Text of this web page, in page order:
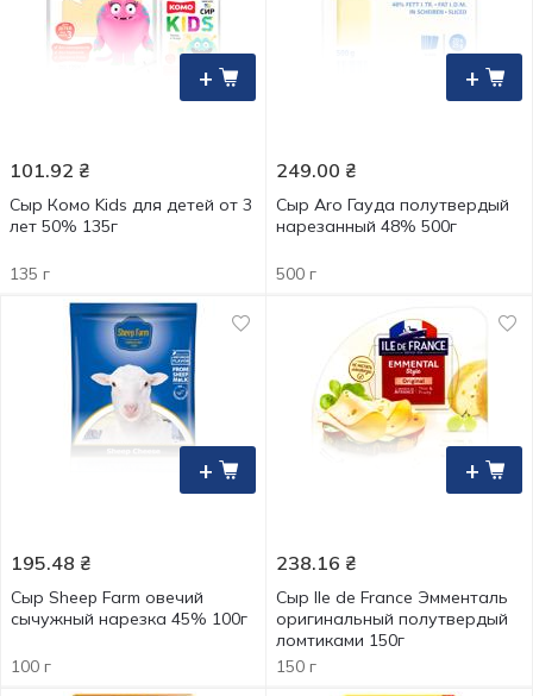
+
101.92 ₴
Сыр Комо Kids для детей от 3
лет 50% 135г
135 г
+
249.00 ₴
Сыр Aro Гауда полутвердый
нарезанный 48% 500г
500 г
+
195.48 ₴
Сыр Sheep Farm овечий
сычужный нарезка 45% 100г
100 г
+
238.16 ₴
Сыр Ile de France Эмменталь
оригинальный полутвердый
ломтиками 150г
150 г